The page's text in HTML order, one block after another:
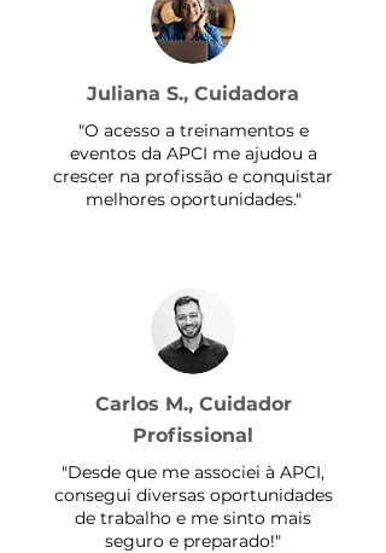
Juliana S., Cuidadora
"O acesso a treinamentos e
eventos da APCI me ajudou a
crescer na profissão e conquistar
melhores oportunidades."
Carlos M., Cuidador
Profissional
"Desde que me associei à APCI,
consegui diversas oportunidades
de trabalho e me sinto mais
seguro e preparado!"